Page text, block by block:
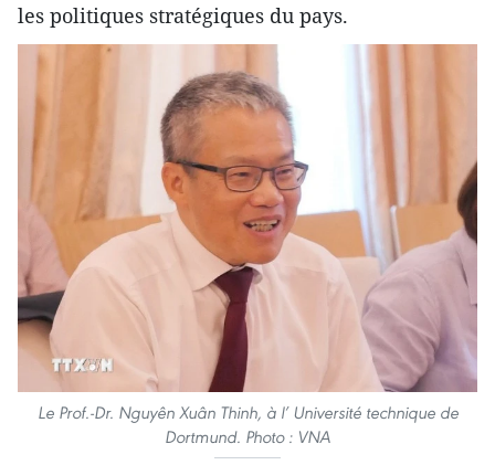
les politiques stratégiques du pays.
Le Prof.-Dr. Nguyên Xuân Thinh, à l’ Université technique de
Dortmund. Photo : VNA